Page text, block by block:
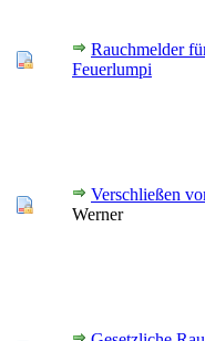
Rauchmelder
Feuerlumpi
Verschließen
Werner